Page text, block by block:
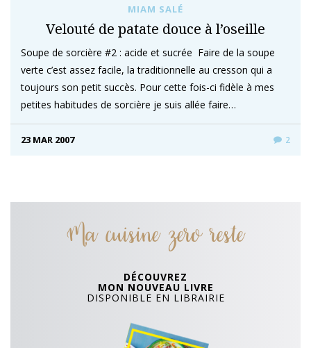
MIAM SALÉ
Velouté de patate douce à l’oseille
Soupe de sorcière #2 : acide et sucrée Faire de la soupe
verte c’est assez facile, la traditionnelle au cresson qui a
toujours son petit succès. Pour cette fois-ci fidèle à mes
petites habitudes de sorcière je suis allée faire…
23 MAR 2007 2
Ma cuisine zero reste
DÉCOUVREZ
MON NOUVEAU LIVRE
DISPONIBLE EN LIBRAIRIE